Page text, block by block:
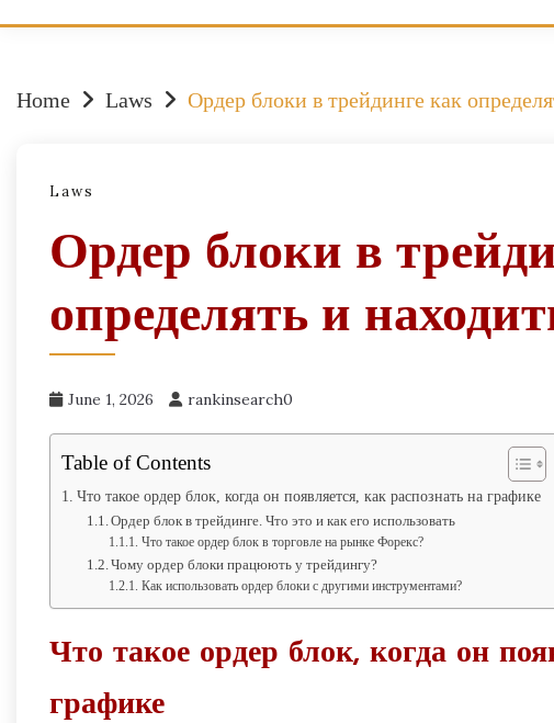
Home Laws Ордер блоки в трейдинге как
Laws
Ордер блоки в
определять и
June 1, 2026 rankinsearch0
Table of Contents
Что такое ордер блок, когда он появляется, как распознать на графике
Ордер блок в трейдинге. Что это и как его использовать
Что такое ордер блок в торговле на рынке Форекс?
Чому ордер блоки працюють у трейдингу?
Как использовать ордер блоки с другими инструментами?
Что такое ордер блок, когда он
графике